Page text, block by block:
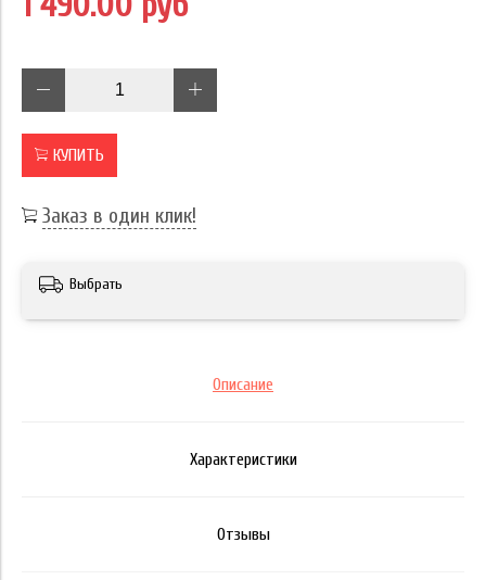
КУПИТЬ
Заказ в один клик!
Выбрать
Описание
Характеристики
Отзывы